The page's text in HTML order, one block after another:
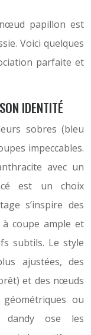
papillon est
Voici quelques
parfaite et
IDENTITÉ
sobres (bleu
impeccables.
avec un
est un choix
s’inspire des
à coupe ample et
subtils. Le style
ajustées, des
et des nœuds
ou
dandy ose les